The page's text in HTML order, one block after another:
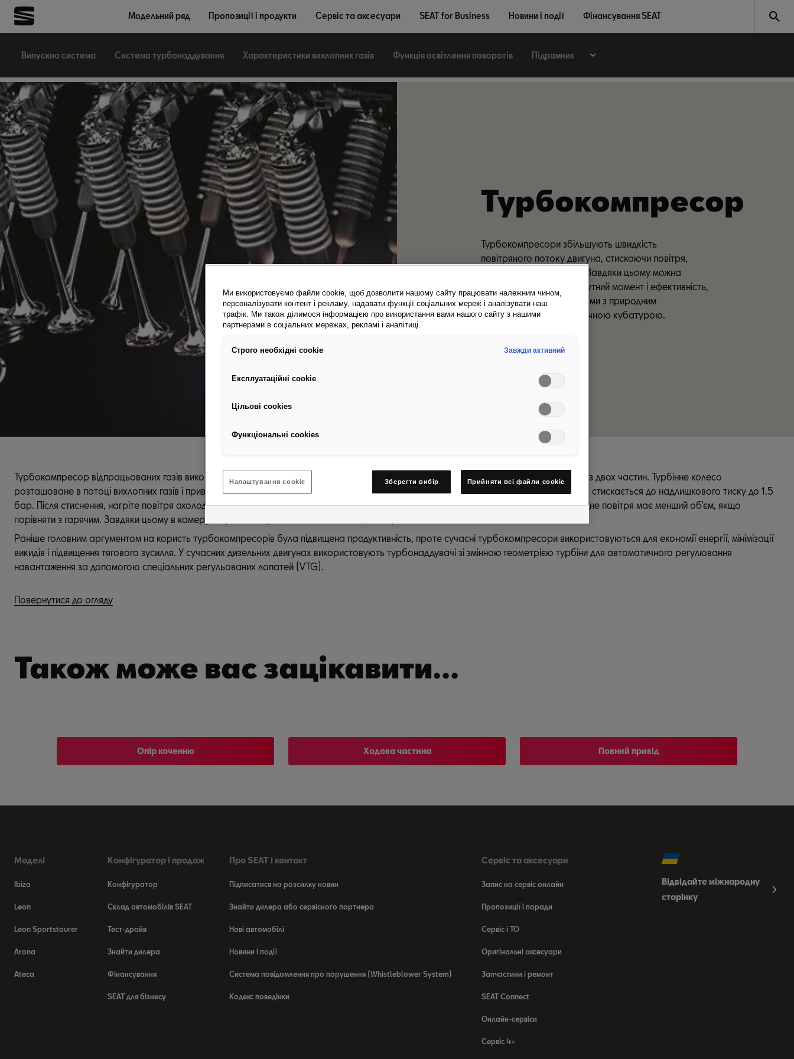
Модельний ряд Пропозиції і продукти Сервіс та аксесуари SEAT for Business Новини і події Фінансування SEAT
Випускна система Система турбонаддування Характеристики вихлопних газів Функція освітлення поворотів Підрамник
Турбокомпресор
Турбокомпресори збільшують швидкість
повітряного потоку двигуна, стискаючи повітря,
необхідне для згоряння. Завдяки цьому можна
підвищити потужність, крутний момент і ефективність,
якщо порівняти з двигунами з природним
всмоктуванням з аналогічною кубатурою.
Турбокомпресор відпрацьованих газів використовує енергію, що міститься у відпрацьованих газах, для свого руху. Він складається з двох частин. Турбінне колесо
розташоване в потоці вихлопних газів і приводить в рух колесо компресора, яке з’єднане з турбінним колесом через вал. Тут повітря стискається до надлишкового тиску до 1.5
бар. Після стиснення, нагріте повітря охолоджується за допомогою проміжного охолоджувача й подається в камеру згоряння. Холодне повітря має менший об’єм, якщо
порівняти з гарячим. Завдяки цьому в камеру згоряння потрапляє більше кисню для згоряння.
Раніше головним аргументом на користь турбокомпресорів була підвищена продуктивність, проте сучасні турбокомпресори використовуються для економії енергії, мінімізації
викидів і підвищення тягового зусилля. У сучасних дизельних двигунах використовують турбонаддувачі зі змінною геометрією турбіни для автоматичного регулювання
навантаження за допомогою спеціальних регульованих лопатей (VTG).
Повернутися до огляду
Також може вас зацікавити...
Опір коченню Ходова частина Повний привід
Моделі
Ibiza
Leon
Leon Sportstourer
Arona
Ateca
Конфігуратор і продаж
Конфігуратор
Склад автомобілів SEAT
Тест-драйв
Знайти дилера
Фінансування
SEAT для бізнесу
Про SEAT і контакт
Підписатися на розсилку новин
Знайти дилера або сервісного партнера
Нові автомобілі
Новини і події
Система повідомлення про порушення (Whistleblower System)
Кодекс поведінки
Сервіс та аксесуари
Запис на сервіс онлайн
Пропозиції і поради
Сервіс і ТО
Оригінальні аксесуари
Запчастини і ремонт
SEAT Connect
Онлайн-сервіси
Сервіс 4+
Відвідайте міжнародну
сторінку
Ми використовуємо файли cookie, щоб дозволити нашому сайту працювати належним чином,
персоналізувати контент і рекламу, надавати функції соціальних мереж і аналізувати наш
трафік. Ми також ділимося інформацією про використання вами нашого сайту з нашими
партнерами в соціальних мережах, рекламі і аналітиці.
Строго необхідні cookie Завжди активний
Експлуатаційні cookie
Цільові сookies
Функціональні cookies
Налаштування cookie Зберегти вибір Прийняти всі файли сookie